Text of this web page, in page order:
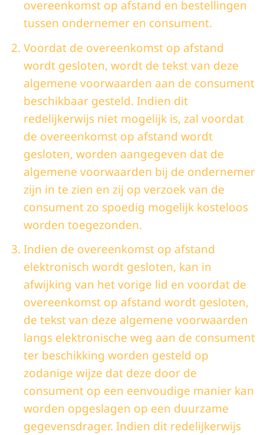
overeenkomst op afstand en bestellingen
tussen ondernemer en consument.
Voordat de overeenkomst op afstand
wordt gesloten, wordt de tekst van deze
algemene voorwaarden aan de consument
beschikbaar gesteld. Indien dit
redelijkerwijs niet mogelijk is, zal voordat
de overeenkomst op afstand wordt
gesloten, worden aangegeven dat de
algemene voorwaarden bij de ondernemer
zijn in te zien en zij op verzoek van de
consument zo spoedig mogelijk kosteloos
worden toegezonden.
Indien de overeenkomst op afstand
elektronisch wordt gesloten, kan in
afwijking van het vorige lid en voordat de
overeenkomst op afstand wordt gesloten,
de tekst van deze algemene voorwaarden
langs elektronische weg aan de consument
ter beschikking worden gesteld op
zodanige wijze dat deze door de
consument op een eenvoudige manier kan
worden opgeslagen op een duurzame
gegevensdrager. Indien dit redelijkerwijs